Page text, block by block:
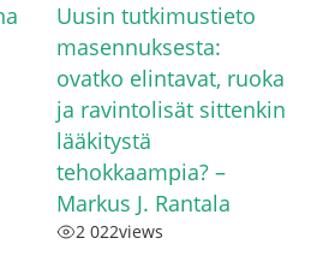
Uusin tutkimustieto
masennuksesta:
ovatko elintavat, ruoka
ja ravintolisät sittenkin
lääkitystä
tehokkaampia? –
Markus J. Rantala
2 022views